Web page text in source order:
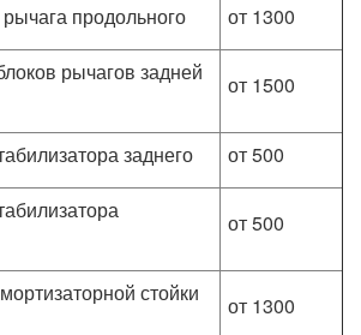
продольного
от 1300
рычагов задней
от 1500
заднего
от 500
от 500
стойки
от 1300